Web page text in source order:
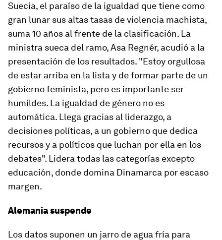
Suecia, el paraíso de la igualdad que tiene como
gran lunar sus altas tasas de violencia machista,
suma 10 años al frente de la clasificación. La
ministra sueca del ramo, Asa Regnér, acudió a la
presentación de los resultados. "Estoy orgullosa
de estar arriba en la lista y de formar parte de un
gobierno feminista, pero es importante ser
humildes. La igualdad de género no es
automática. Llega gracias al liderazgo, a
decisiones políticas, a un gobierno que dedica
recursos y a políticos que luchan por ella en los
debates". Lidera todas las categorías excepto
educación, donde domina Dinamarca por escaso
margen.
Alemania suspende
Los datos suponen un jarro de agua fría para